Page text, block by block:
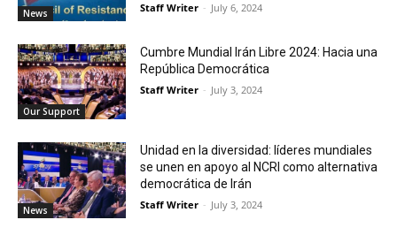
News Staff Writer - July 6, 2024
Our Support
Cumbre Mundial Irán Libre 2024: Hacia una
República Democrática
Staff Writer - July 3, 2024
News
Unidad en la diversidad: líderes mundiales
se unen en apoyo al NCRI como alternativa
democrática de Irán
Staff Writer - July 3, 2024